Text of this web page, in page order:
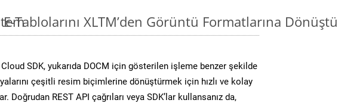
Tablolarını XLTM’den Görüntü Formatlarına
SDK, yukarıda DOCM için gösterilen işleme benzer şekilde
çeşitli resim biçimlerine dönüştürmek için hızlı ve kolay
Doğrudan REST API çağrıları veya SDK’lar kullansanız da,